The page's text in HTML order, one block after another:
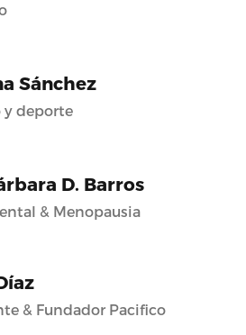
Sánchez
y deporte
D. Barros
& Menopausia
& Fundador Pacifico